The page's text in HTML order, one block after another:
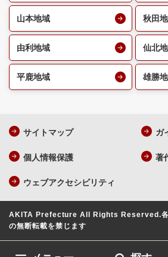
山本地域 秋田
由利地域 仙北
平鹿地域 雄勝
サイトマップ ガ
個人情報保護 著
ウェブアクセシビリティ
AKITA Prefecture All Rights Reserved.
の無断転載を禁じます